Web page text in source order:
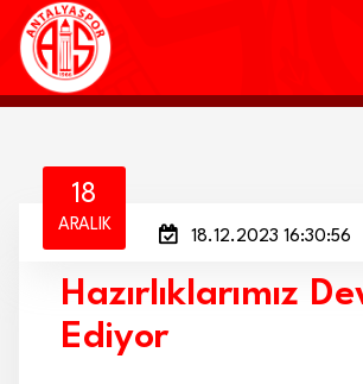
KULÜP
AKADEMİ
MARKALAR
18
ARALIK
18.12.2023 16:30:56
Hazırlıklarımız
Ediyor